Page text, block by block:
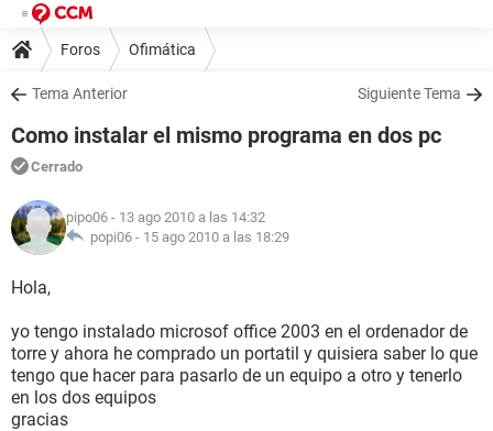
Foros Ofimática
Tema Anterior Siguiente Tema
Como instalar el mismo programa en dos pc
Cerrado
pipo06 - 13 ago 2010 a las 14:32
popi06 - 15 ago 2010 a las 18:29
Hola,
yo tengo instalado microsof office 2003 en el ordenador de
torre y ahora he comprado un portatil y quisiera saber lo que
tengo que hacer para pasarlo de un equipo a otro y tenerlo
en los dos equipos
gracias